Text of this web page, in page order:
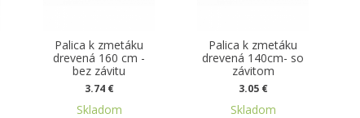
Palica k zmetáku
drevená 160 cm -
bez závitu
3.74 €
Skladom
Palica k zmetáku
drevená 140cm- so
závitom
3.05 €
Skladom